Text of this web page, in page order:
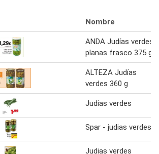
Nombre
ANDA Judías verdes
planas frasco 375 g
ALTEZA Judías
verdes 360 g
Judias verdes
Spar - judias verdes
Judias verdes